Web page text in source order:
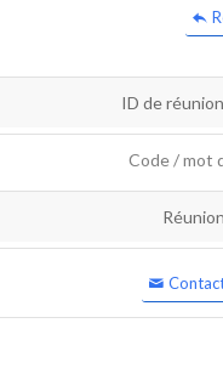
ID de
Code / mot